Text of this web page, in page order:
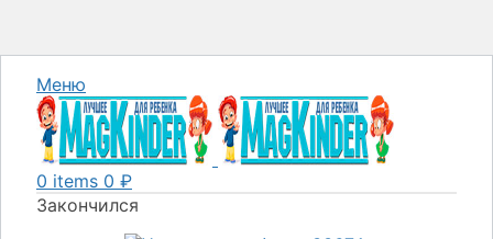
Меню
0 items 0 ₽
Закончился